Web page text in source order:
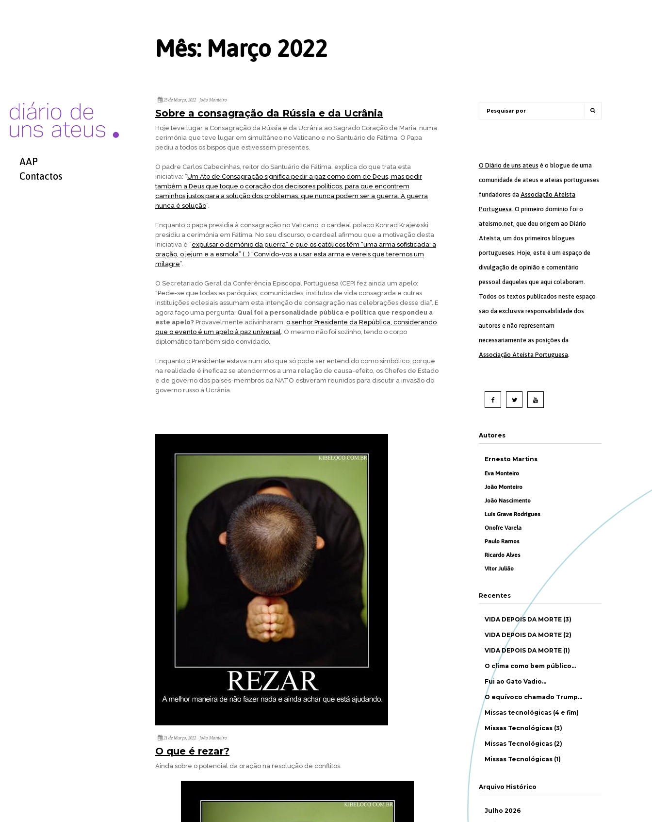
AAP
Contactos
Mês: Março 2022
25 de Março, 2022 João Monteiro
Sobre a consagração da Rússia e da Ucrânia
Hoje teve lugar a Consagração da Rússia e da Ucrânia ao Sagrado Coração de Maria, numa
cerimónia que teve lugar em simultâneo no Vaticano e no Santuário de Fátima. O Papa
pediu a todos os bispos que estivessem presentes.
O padre Carlos Cabecinhas, reitor do Santuário de Fátima, explica do que trata esta
iniciativa: “Um Ato de Consagração significa pedir a paz como dom de Deus, mas pedir
também a Deus que toque o coração dos decisores políticos, para que encontrem
caminhos justos para a solução dos problemas, que nunca podem ser a guerra. A guerra
nunca é solução”.
Enquanto o papa presidia à consagração no Vaticano, o cardeal polaco Konrad Krajewski
presidiu a cerimónia em Fátima. No seu discurso, o cardeal afirmou que a motivação desta
iniciativa é “expulsar o demónio da guerra” e que os católicos têm “uma arma sofisticada: a
oração, o jejum e a esmola” (…) “Convido-vos a usar esta arma e vereis que teremos um
milagre”.
O Secretariado Geral da Conferência Episcopal Portuguesa (CEP) fez ainda um apelo:
“Pede-se que todas as paróquias, comunidades, institutos de vida consagrada e outras
instituições eclesiais assumam esta intenção de consagração nas celebrações desse dia”. E
agora faço uma pergunta: Qual foi a personalidade pública e política que respondeu a
este apelo? Provavelmente adivinharam: o senhor Presidente da República, considerando
que o evento é um apelo à paz universal. O mesmo não foi sozinho, tendo o corpo
diplomático também sido convidado.
Enquanto o Presidente estava num ato que só pode ser entendido como simbólico, porque
na realidade é ineficaz se atendermos a uma relação de causa-efeito, os Chefes de Estado
e de governo dos países-membros da NATO estiveram reunidos para discutir a invasão do
governo russo à Ucrânia.
21 de Março, 2022 João Monteiro
O que é rezar?
Ainda sobre o potencial da oração na resolução de conflitos.
O Diário de uns ateus é o blogue de uma
comunidade de ateus e ateias portugueses
fundadores da Associação Ateísta
Portuguesa. O primeiro domínio foi o
ateismo.net, que deu origem ao Diário
Ateísta, um dos primeiros blogues
portugueses. Hoje, este é um espaço de
divulgação de opinião e comentário
pessoal daqueles que aqui colaboram.
Todos os textos publicados neste espaço
são da exclusiva responsabilidade dos
autores e não representam
necessariamente as posições da
Associação Ateísta Portuguesa.
Autores
Ernesto Martins
Eva Monteiro
João Monteiro
João Nascimento
Luís Grave Rodrigues
Onofre Varela
Paulo Ramos
Ricardo Alves
Vítor Julião
Recentes
VIDA DEPOIS DA MORTE (3)
VIDA DEPOIS DA MORTE (2)
VIDA DEPOIS DA MORTE (1)
O clima como bem público…
Fui ao Gato Vadio…
O equívoco chamado Trump…
Missas tecnológicas (4 e fim)
Missas Tecnológicas (3)
Missas Tecnológicas (2)
Missas Tecnológicas (1)
Arquivo Histórico
Julho 2026